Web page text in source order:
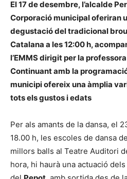
El 17 de desembre, l’alcalde
Corporació municipal oferiran
degustació del tradicional
Catalana a les 12:00 h,
l’EMMS dirigit per la
Continuant amb la
municipi ofereix una àmplia
tots els gustos i edats
Per als amants de la dansa, el
18.00 h, les escoles de dansa
millors balls al Teatre Auditori
hora, hi haurà una actuació dels